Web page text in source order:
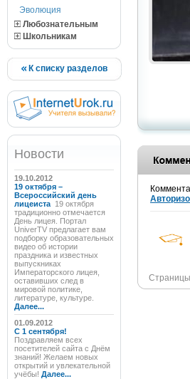
Эволюция
Любознательным
Школьникам
К списку разделов
Новости
19.10.2012
19 октября –
Всероссийский день
лицеиста 19 октября
традиционно отмечается
День лицея. Портал
UniverTV предлагает вам
подборку образовательных
видео об истории
праздника и известных
выпускниках
Императорского лицея,
оставивших след в
мировой политике,
литературе, культуре.
Далее...
01.09.2012
C 1 сентября!
Поздравляем всех
посетителей сайта с Днём
знаний! Желаем новых
открытий и увлекательной
учёбы! Далее...